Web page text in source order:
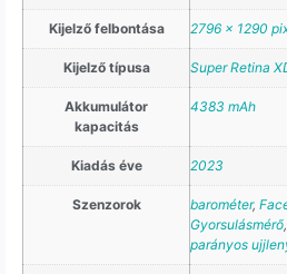
Kijelző felbontása 2796 x 1290
Kijelző típusa Super Retina
Akkumulátor
kapacitás
4383 mAh
Kiadás éve 2023
Szenzorok barométer,
Gyorsulásmérő,
parányos